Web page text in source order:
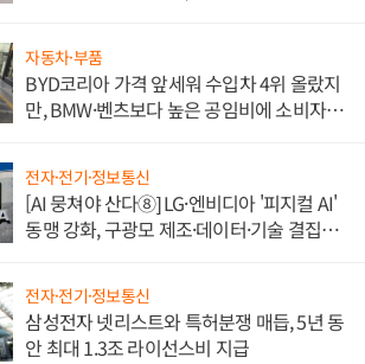
자동차·부품
BYD코리아 가격 앞세워 수입차 4위 올랐지
만, BMW·벤츠보다 높은 공임비에 소비자
전자·전기·정보통신
[AI 뭉쳐야 산다⑧] LG·엔비디아 '피지컬 AI'
동맹 강화, 구광모 제조·데이터·기술 결집
전자·전기·정보통신
삼성전자 넷리스트와 특허분쟁 매듭, 5년 동
안 최대 1.3조 라이선스비 지급